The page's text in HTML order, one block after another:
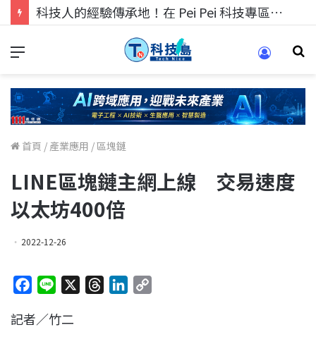
科技人找工作，就到TECH+ 科技專區!
首頁 / 產業應用 /區塊鏈
LINE區塊鏈主網上線 交易速度
以太坊400倍
2022-12-26
c
n
記者／竹二